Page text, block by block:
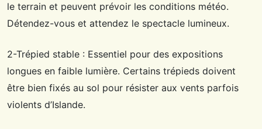
le terrain et peuvent prévoir les conditions météo.
Détendez-vous et attendez le spectacle lumineux.
2-Trépied stable : Essentiel pour des expositions
longues en faible lumière. Certains trépieds doivent
être bien fixés au sol pour résister aux vents parfois
violents d’Islande.